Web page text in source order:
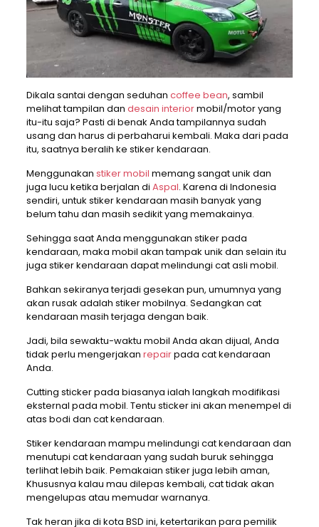
Dikala santai dengan seduhan coffee bean, sambil
melihat tampilan dan desain interiormobil/motor yang
itu-itu saja? Pasti di benak Anda tampilannya sudah
usang dan harus di perbaharui kembali. Maka dari pada
itu, saatnya beralih ke stiker kendaraan.
Menggunakan stiker mobil memang sangat unik dan
juga lucu ketika berjalan di Aspal. Karena di Indonesia
sendiri, untuk stiker kendaraan masih banyak yang
belum tahu dan masih sedikit yang memakainya.
Sehingga saat Anda menggunakan stiker pada
kendaraan, maka mobil akan tampak unik dan selain itu
juga stiker kendaraan dapat melindungi cat asli mobil.
Bahkan sekiranya terjadi gesekan pun, umumnya yang
akan rusak adalah stiker mobilnya. Sedangkan cat
kendaraan masih terjaga dengan baik.
Jadi, bila sewaktu-waktu mobil Anda akan dijual, Anda
tidak perlu mengerjakan repairpada cat kendaraan
Anda.
Cutting sticker pada biasanya ialah langkah modifikasi
eksternal pada mobil. Tentu sticker ini akan menempel di
atas bodi dan cat kendaraan.
Stiker kendaraan mampu melindungi cat kendaraan dan
menutupi cat kendaraan yang sudah buruk sehingga
terlihat lebih baik. Pemakaian stiker juga lebih aman,
Khususnya kalau mau dilepas kembali, cat tidak akan
mengelupas atau memudar warnanya.
Tak heran jika di kota BSD ini, ketertarikan para pemilik